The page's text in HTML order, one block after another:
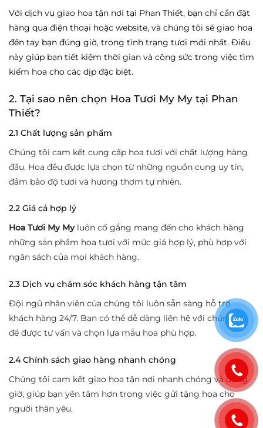
Với dịch vụ giao hoa tận nơi tại Phan Thiết, bạn chỉ cần đặt
hàng qua điện thoại hoặc website, và chúng tôi sẽ giao hoa
đến tay bạn đúng giờ, trong tình trạng tươi mới nhất. Điều
này giúp bạn tiết kiệm thời gian và công sức trong việc tìm
kiếm hoa cho các dịp đặc biệt.
2. Tại sao nên chọn Hoa Tươi My My tại Phan
Thiết?
2.1 Chất lượng sản phẩm
Chúng tôi cam kết cung cấp hoa tươi với chất lượng hàng
đầu. Hoa đều được lựa chọn từ những nguồn cung uy tín,
đảm bảo độ tươi và hương thơm tự nhiên.
2.2 Giá cả hợp lý
Hoa Tươi My Myluôn cố gắng mang đến cho khách hàng
những sản phẩm hoa tươi với mức giá hợp lý, phù hợp với
ngân sách của mọi khách hàng.
2.3 Dịch vụ chăm sóc khách hàng tận tâm
Đội ngũ nhân viên của chúng tôi luôn sẵn sàng hỗ trợ
khách hàng 24/7. Bạn có thể dễ dàng liên hệ với chúng tôi
để được tư vấn và chọn lựa mẫu hoa phù hợp.
2.4 Chính sách giao hàng nhanh chóng
Chúng tôi cam kết giao hoa tận nơi nhanh chóng và đúng
giờ, giúp bạn yên tâm hơn trong việc gửi tặng hoa cho
người thân yêu.